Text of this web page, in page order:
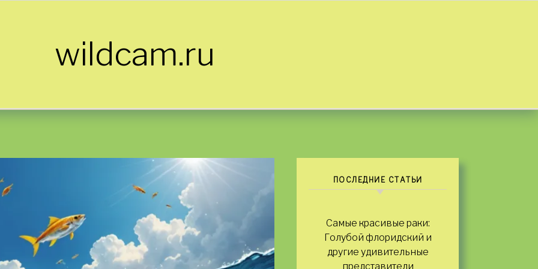
wildcam.ru
ПОСЛЕДНИЕ СТАТЬИ
Самые красивые раки:
Голубой флоридский и
другие удивительные
представители